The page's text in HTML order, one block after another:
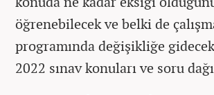
öğrenebilecek ve belki de
programında değişikliğe
2022 sınav konuları ve soru